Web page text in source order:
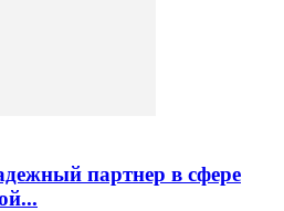
партнер в сфере